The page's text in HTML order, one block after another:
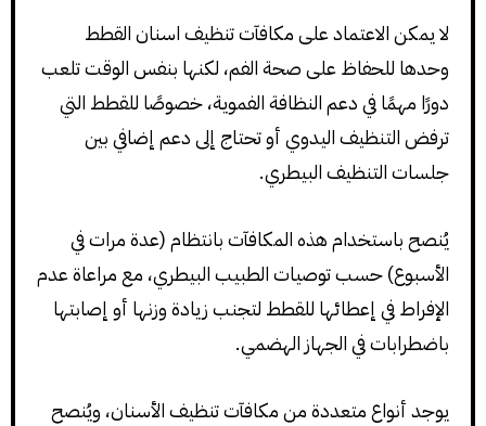
لا يمكن الاعتماد على مكافآت تنظيف اسنان القطط
وحدها للحفاظ على صحة الفم، لكنها بنفس الوقت تلعب
دورًا مهمًا في دعم النظافة الفموية، خصوصًا للقطط التي
ترفض التنظيف اليدوي أو تحتاج إلى دعم إضافي بين
جلسات التنظيف البيطري.
يُنصح باستخدام هذه المكافآت بانتظام (عدة مرات في
الأسبوع) حسب توصيات الطبيب البيطري، مع مراعاة عدم
الإفراط في إعطائها للقطط لتجنب زيادة وزنها أو إصابتها
باضطرابات في الجهاز الهضمي.
يوجد أنواع متعددة من مكافآت تنظيف الأسنان، ويُنصح